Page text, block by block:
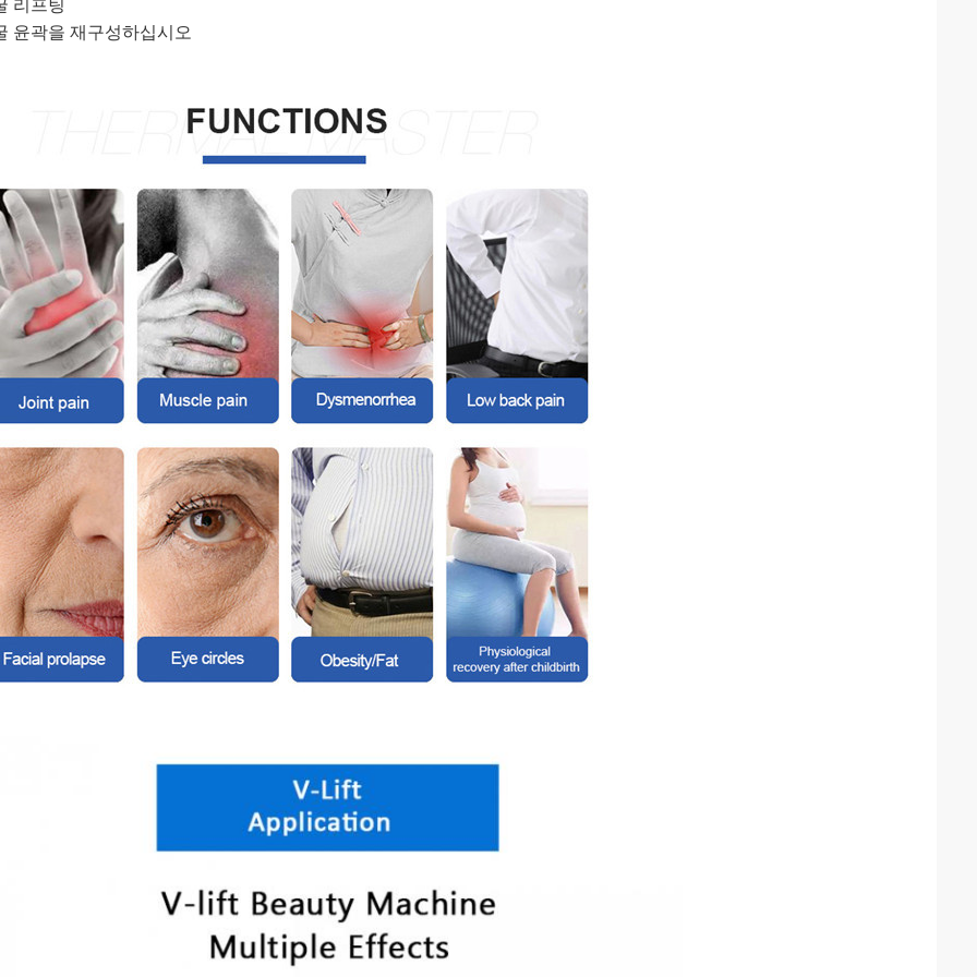
리프팅
윤곽을 재구성하십시오